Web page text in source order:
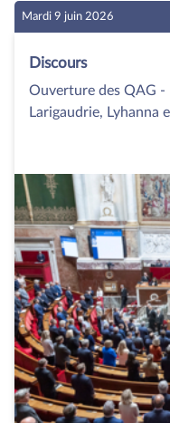
Mardi 9 juin 2026
Discours
Ouverture des QAG -
Larigaudrie, Lyhanna